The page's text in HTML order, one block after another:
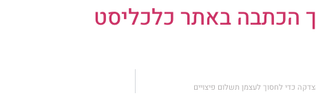
הכתבה באתר כלכליסט
כדי לחסוך לעצמן תשלום פיצויים